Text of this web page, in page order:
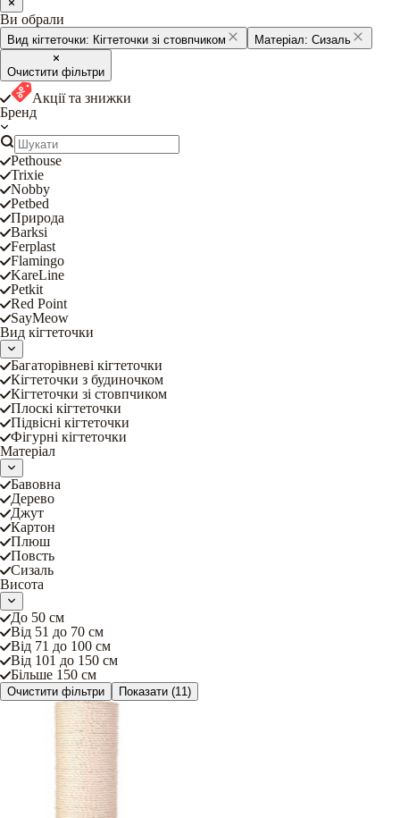
Ви обрали
Вид кігтеточки: Кігтеточки зі стовпчиком Матеріал: Сизаль
Очистити фільтри
Акції та знижки
Бренд
Pethouse
Trixie
Nobby
Petbed
Природа
Barksi
Ferplast
Flamingo
KareLine
Petkit
Red Point
SayMeow
Вид кігтеточки
Багаторівневі кігтеточки
Кігтеточки з будиночком
Кігтеточки зі стовпчиком
Плоскі кігтеточки
Підвісні кігтеточки
Фігурні кігтеточки
Матеріал
Бавовна
Дерево
Джут
Картон
Плюш
Повсть
Сизаль
Висота
До 50 см
Від 51 до 70 см
Від 71 до 100 см
Від 101 до 150 см
Більше 150 см
Очистити фільтри Показати (11)